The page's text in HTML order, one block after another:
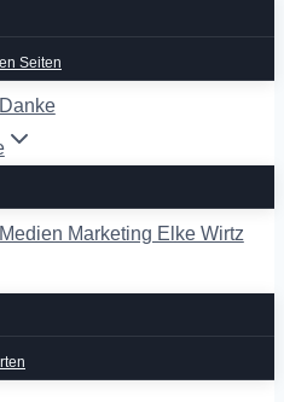
Seiten
Marketing Elke Wirtz